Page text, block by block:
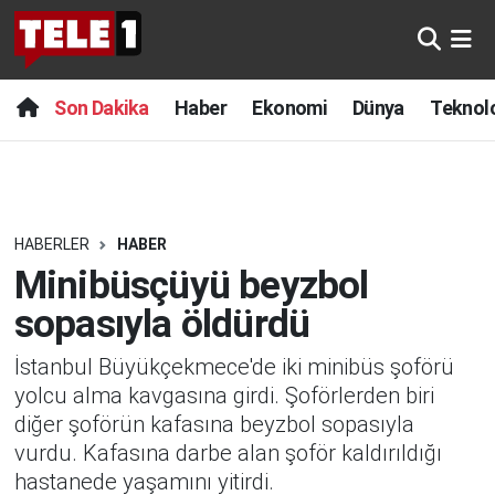
Son Dakika Haber Ekonomi Dünya
HABERLER HABER
Minibüsçüyü beyzbol
sopasıyla öldürdü
İstanbul Büyükçekmece'de iki minibüs şoförü
yolcu alma kavgasına girdi. Şoförlerden biri
diğer şoförün kafasına beyzbol sopasıyla
vurdu. Kafasına darbe alan şoför kaldırıldığı
hastanede yaşamını yitirdi.
Anında Manşet
Başka Sohbetler
Bilim turu
Bilim ve Teknoloji Evreni
Doğa Konuşuyor
Dünya
Ege Saati
Son Dakika
Haber
Dünya
Sağlık
Spor
Yayın Akışı
Nöbetçi Eczaneler
Hava Durumu
Trafik Durumu
Süper Lig Puan Durumu ve Fikstür
Tüm Manşetler
Son Dakika Haberleri
Haber Arşivi